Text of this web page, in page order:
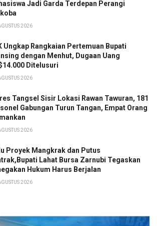
Jadi Garda Terdepan Perangi
2026
Ungkap Rangkaian Pertemuan Bupati
dengan Menhut, Dugaan Uang
Ditelusuri
2026
Tangsel Sisir Lokasi Rawan Tawuran, 181
Gabungan Turun Tangan, Empat Orang
2026
Proyek Mangkrak dan Putus
Lahat Bursa Zarnubi Tegaskan
Hukum Harus Berjalan
2026